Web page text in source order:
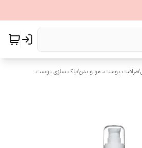
/مراقبت پوست، مو و بدن/پاک سازی پوست